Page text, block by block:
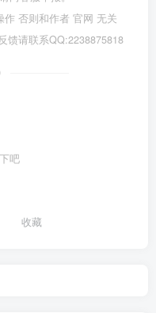
否则和作者 官网 无关
馈请联系QQ:2238875818
吧
收藏